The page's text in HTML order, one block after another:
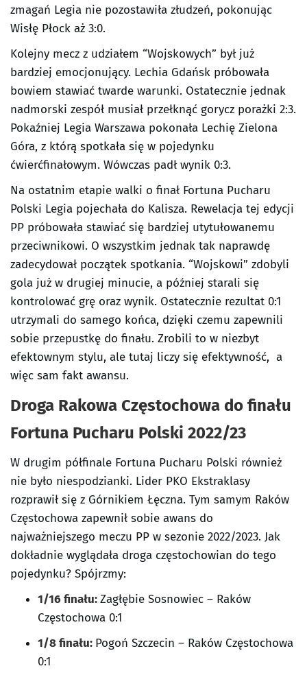
zmagań Legia nie pozostawiła złudzeń, pokonując
Wisłę Płock aż 3:0.
Kolejny mecz z udziałem “Wojskowych” był już
bardziej emocjonujący. Lechia Gdańsk próbowała
bowiem stawiać twarde warunki. Ostatecznie jednak
nadmorski zespół musiał przełknąć gorycz porażki 2:3.
Pokaźniej Legia Warszawa pokonała Lechię Zielona
Góra, z którą spotkała się w pojedynku
ćwierćfinałowym. Wówczas padł wynik 0:3.
Na ostatnim etapie walki o finał Fortuna Pucharu
Polski Legia pojechała do Kalisza. Rewelacja tej edycji
PP próbowała stawiać się bardziej utytułowanemu
przeciwnikowi. O wszystkim jednak tak naprawdę
zadecydował początek spotkania. “Wojskowi” zdobyli
gola już w drugiej minucie, a później starali się
kontrolować grę oraz wynik. Ostatecznie rezultat 0:1
utrzymali do samego końca, dzięki czemu zapewnili
sobie przepustkę do finału. Zrobili to w niezbyt
efektownym stylu, ale tutaj liczy się efektywność, a
więc sam fakt awansu.
Droga Rakowa Częstochowa do finału
Fortuna Pucharu Polski 2022/23
W drugim półfinale Fortuna Pucharu Polski również
nie było niespodzianki. Lider PKO Ekstraklasy
rozprawił się z Górnikiem Łęczna. Tym samym Raków
Częstochowa zapewnił sobie awans do
najważniejszego meczu PP w sezonie 2022/2023. Jak
dokładnie wyglądała droga częstochowian do tego
pojedynku? Spójrzmy:
1/16 finału:Zagłębie Sosnowiec – Raków
Częstochowa 0:1
1/8 finału: Pogoń Szczecin – Raków Częstochowa
0:1